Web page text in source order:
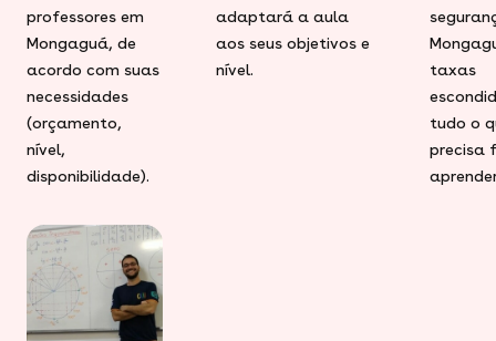
professores em
Mongaguá, de
acordo com suas
necessidades
(orçamento,
nível,
disponibilidade).
adaptará a aula
aos seus objetivos e
nível.
taxas
tudo o
precisa